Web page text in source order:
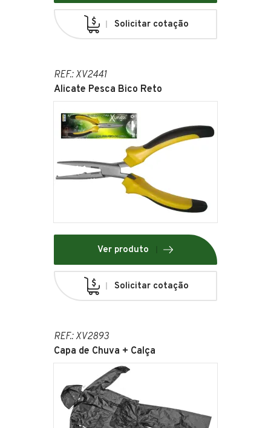
Solicitar cotação
REF.: XV2441
Alicate Pesca Bico Reto
Ver produto
Solicitar cotação
REF.: XV2893
Capa de Chuva + Calça